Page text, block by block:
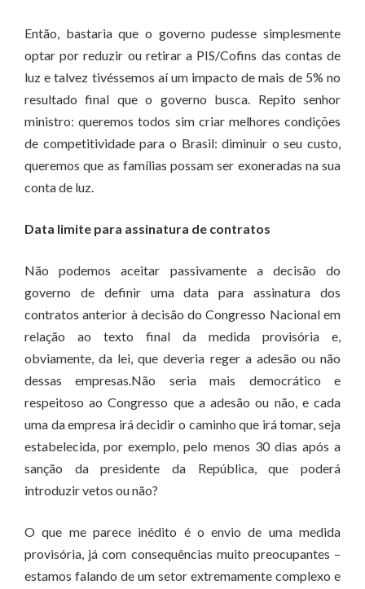
Então, bastaria que o governo pudesse simplesmente
optar por reduzir ou retirar a PIS/Cofins das contas de
luz e talvez tivéssemos aí um impacto de mais de 5% no
resultado final que o governo busca. Repito senhor
ministro: queremos todos sim criar melhores condições
de competitividade para o Brasil: diminuir o seu custo,
queremos que as famílias possam ser exoneradas na sua
conta de luz.
Data limite para assinatura de contratos
Não podemos aceitar passivamente a decisão do
governo de definir uma data para assinatura dos
contratos anterior à decisão do Congresso Nacional em
relação ao texto final da medida provisória e,
obviamente, da lei, que deveria reger a adesão ou não
dessas empresas.Não seria mais democrático e
respeitoso ao Congresso que a adesão ou não, e cada
uma da empresa irá decidir o caminho que irá tomar, seja
estabelecida, por exemplo, pelo menos 30 dias após a
sanção da presidente da República, que poderá
introduzir vetos ou não?
O que me parece inédito é o envio de uma medida
provisória, já com consequências muito preocupantes –
estamos falando de um setor extremamente complexo e